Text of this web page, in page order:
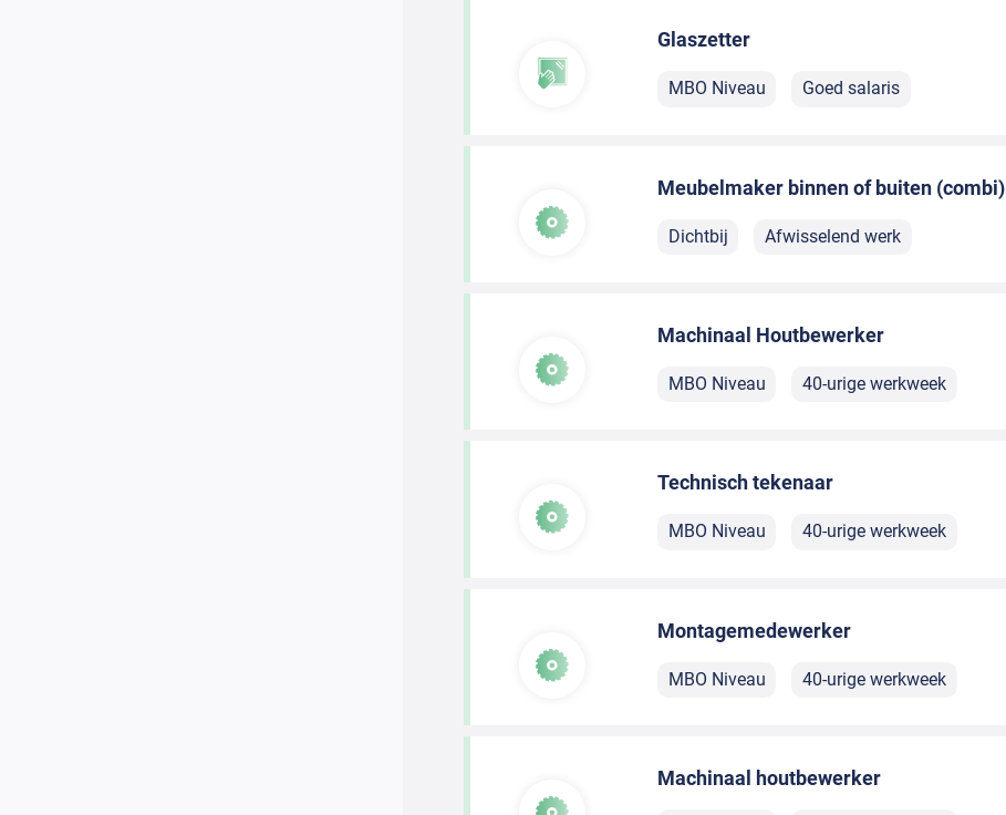
Glaszetter
MBO Niveau Goed salaris
Meubelmaker binnen of buiten (combi)
Dichtbij Afwisselend werk
Machinaal Houtbewerker
MBO Niveau 40-urige werkweek
Technisch tekenaar
MBO Niveau 40-urige werkweek
Montagemedewerker
MBO Niveau 40-urige werkweek
Machinaal houtbewerker